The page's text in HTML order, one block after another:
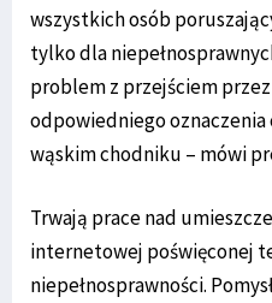
wszystkich osób
tylko dla
problem z przejściem
odpowiedniego oznaczenia
wąskim chodniku – mówi
Trwają prace nad
internetowej poświęconej
niepełnosprawności.